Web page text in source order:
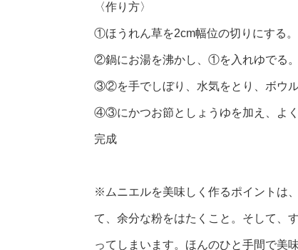
〈作り方〉
①ほうれん草を2cm幅位の切りにする。
②鍋にお湯を沸かし、①を入れゆでる。
③②を手でしぼり、水気をとり、ボウル
④③にかつお節としょうゆを加え、よく
完成
※ムニエルを美味しく作るポイントは
て、余分な粉をはたくこと。そして、
ってしまいます。ほんのひと手間で美